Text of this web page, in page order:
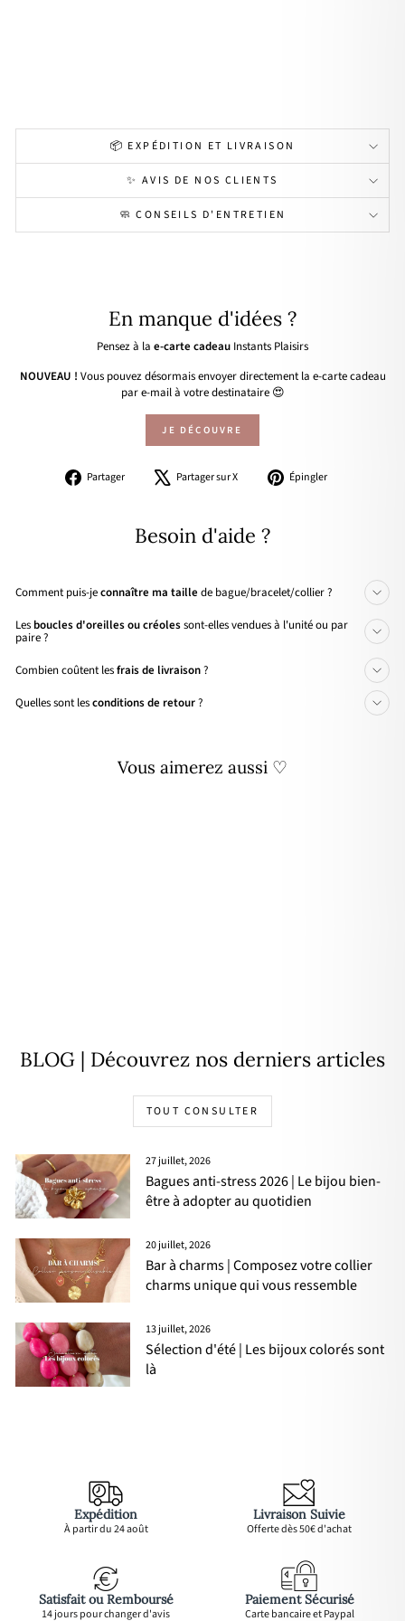
📦 EXPÉDITION ET LIVRAISON
✨ AVIS DE NOS CLIENTS
🧼 CONSEILS D'ENTRETIEN
En manque d'idées ?
Pensez à la e-carte cadeau Instants Plaisirs
NOUVEAU ! Vous pouvez désormais envoyer directement la e-carte cadeau
par e-mail à votre destinataire 😍
JE DÉCOUVRE
Partager
PartagerPartager sur X
Tweeter Épingler
Besoin d'aide ?
Comment puis-jeconnaître ma taille de bague/bracelet/collier ?
Les boucles d'oreilles ou créolessont-elles vendues à l'unité ou par
paire ?
Combien coûtent lesfrais de livraison?
Quelles sont lesconditions de retour?
Vous aimerez aussi ♡
BLOG | Découvrez nos derniers articles
TOUT CONSULTER
27 juillet, 2026
Bagues anti-stress 2026 | Le bijou bien-
être à adopter au quotidien
20 juillet, 2026
Bar à charms | Composez votre collier
charms unique qui vous ressemble
13 juillet, 2026
Sélection d'été | Les bijoux colorés sont
là
Expédition
À partir du 24 août
Livraison Suivie
Offerte dès 50€ d'achat
Satisfait ou Remboursé
14 jours pour changer d'avis
Paiement Sécurisé
Carte bancaire et Paypal